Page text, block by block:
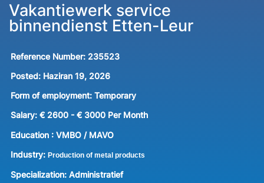
Vakantiewerk service
binnendienst Etten-Leur
Reference Number: 235523
Posted: Haziran 19, 2026
Form of employment: Temporary
Salary: € 2600 - € 3000 Per Month
Education : VMBO / MAVO
Industry: Production of metal products
Specialization: Administratief